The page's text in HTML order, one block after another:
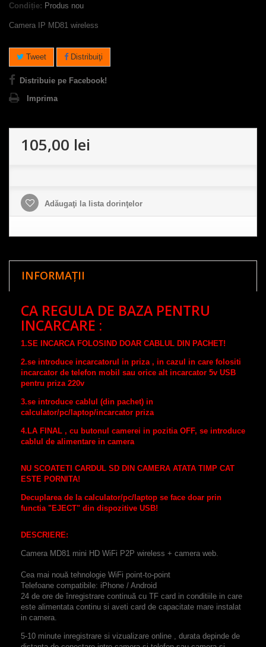
Condiție: Produs nou
Camera IP MD81 wireless
Tweet Distribuiţi
Distribuie pe Facebook!
Imprima
105,00 lei
Adăugaţi la lista dorinţelor
INFORMAȚII
CA REGULA DE BAZA PENTRU
INCARCARE :
1.SE INCARCA FOLOSIND DOAR CABLUL DIN PACHET!
2.se introduce incarcatorul in priza , in cazul in care folositi
incarcator de telefon mobil sau orice alt incarcator 5v USB
pentru priza 220v
3.se introduce cablul (din pachet) in
calculator/pc/laptop/incarcator priza
4.LA FINAL , cu butonul camerei in pozitia OFF, se introduce
cablul de alimentare in camera
NU SCOATETI CARDUL SD DIN CAMERA ATATA TIMP CAT
ESTE PORNITA!
Decuplarea de la calculator/pc/laptop se face doar prin
functia "EJECT" din dispozitive USB!
DESCRIERE:
Camera MD81 mini HD WiFi P2P wireless + camera web
Cea mai nouă tehnologie WiFi point-to-point
Telefoane compatibile: iPhone / Android
24 de ore de înregistrare continuă cu TF card in conditiile in care
este alimentata continu si aveti card de capacitate mare instalat
in camera.
5-10 minute inregistrare si vizualizare online , durata depinde de